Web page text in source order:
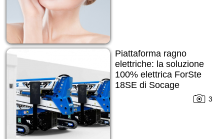
Piattaforma ragno
elettriche: la soluzione
100% elettrica ForSte
18SE di Socage
3